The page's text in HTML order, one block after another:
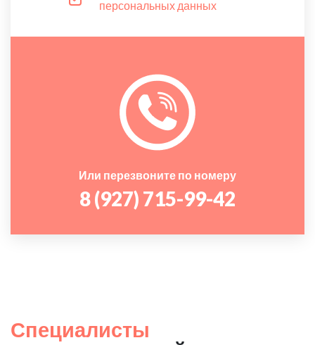
персональных данных
Или перезвоните по номеру
8 (927) 715-99-42
Специалисты